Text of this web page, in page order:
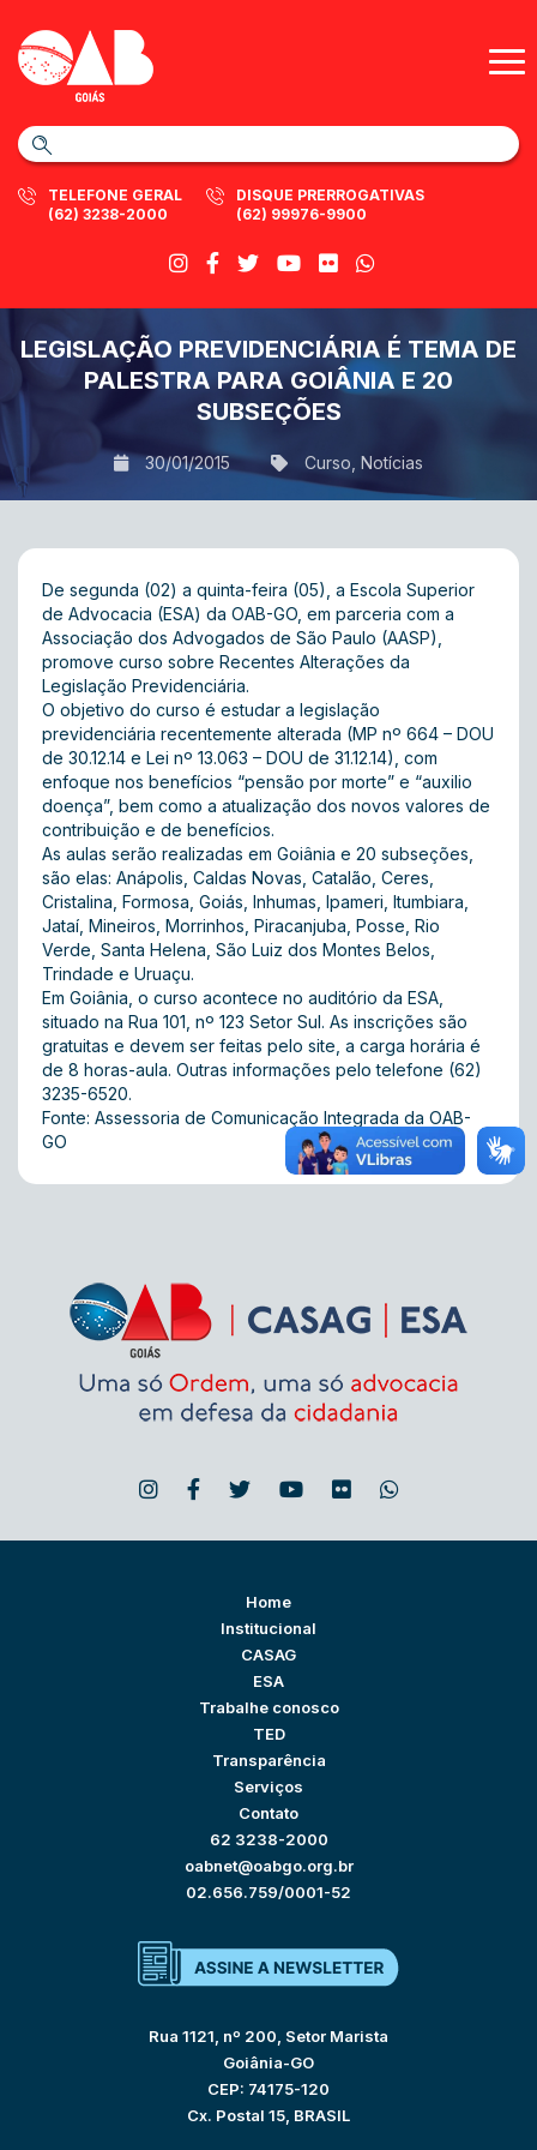
TELEFONE GERAL
(62) 3238-2000
DISQUE PRERROGATIVAS
(62) 99976-9900
LEGISLAÇÃO PREVIDENCIÁRIA É TEMA DE
PALESTRA PARA GOIÂNIA E 20
SUBSEÇÕES
30/01/2015 Curso Notícias
De segunda (02) a quinta-feira (05), a Escola Superior
de Advocacia (ESA) da OAB-GO, em parceria com a
Associação dos Advogados de São Paulo (AASP),
promove curso sobre Recentes Alterações da
Legislação Previdenciária.
O objetivo do curso é estudar a legislação
previdenciária recentemente alterada (MP nº 664 – DOU
de 30.12.14 e Lei nº 13.063 – DOU de 31.12.14), com
enfoque nos benefícios “pensão por morte” e “auxilio
doença”, bem como a atualização dos novos valores de
contribuição e de benefícios.
As aulas serão realizadas em Goiânia e 20 subseções,
são elas: Anápolis, Caldas Novas, Catalão, Ceres,
Cristalina, Formosa, Goiás, Inhumas, Ipameri, Itumbiara,
Jataí, Mineiros, Morrinhos, Piracanjuba, Posse, Rio
Verde, Santa Helena, São Luiz dos Montes Belos,
Trindade e Uruaçu.
Em Goiânia, o curso acontece no auditório da ESA,
situado na Rua 101, nº 123 Setor Sul. As inscrições são
gratuitas e devem ser feitas pelo site , a carga horária é
de 8 horas-aula. Outras informações pelo telefone (62)
3235-6520.
Fonte: Assessoria de Comunicação Integrada da OAB-
GO
Home
Institucional
CASAG
ESA
Trabalhe conosco
TED
Transparência
Serviços
Contato
62 3238-2000
oabnet@oabgo.org.br
02.656.759/0001-52
Rua 1121, nº 200, Setor Marista
Goiânia-GO
CEP: 74175-120
Cx. Postal 15, BRASIL